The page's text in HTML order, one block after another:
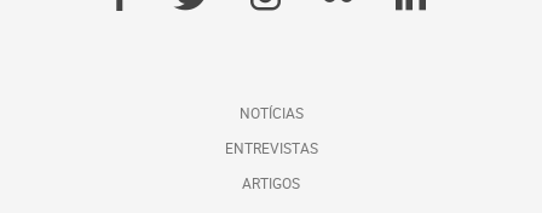
NOTÍCIAS
ENTREVISTAS
ARTIGOS